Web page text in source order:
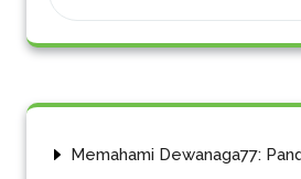
Memahami Dewanaga77: